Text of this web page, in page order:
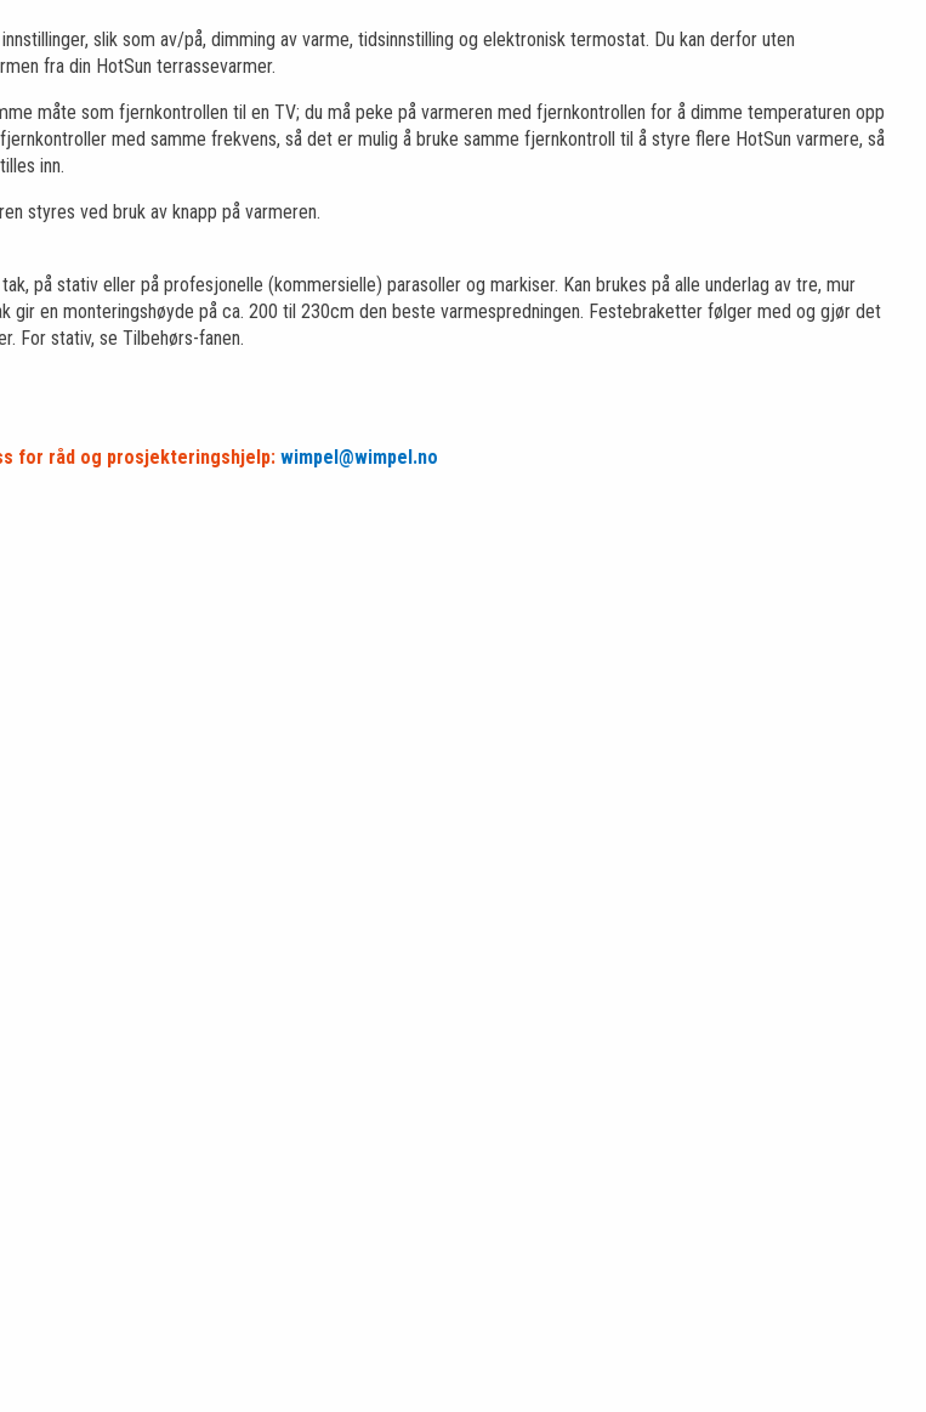
slik som av/på, dimming av varme, tidsinnstilling og elektronisk termostat. Du kan derfor uten
fra din HotSun terrassevarmer.
måte som fjernkontrollen til en TV; du må peke på varmeren med fjernkontrollen for å dimme temperaturen opp
med samme frekvens, så det er mulig å bruke samme fjernkontroll til å styre flere HotSun varmere, så
inn.
styres ved bruk av knapp på varmeren.
på stativ eller på profesjonelle (kommersielle) parasoller og markiser. Kan brukes på alle underlag av tre, mur
gir en monteringshøyde på ca. 200 til 230cm den beste varmespredningen. Festebraketter følger med og gjør det
For stativ, se Tilbehørs-fanen.
for råd og prosjekteringshjelp: wimpel@wimpel.no